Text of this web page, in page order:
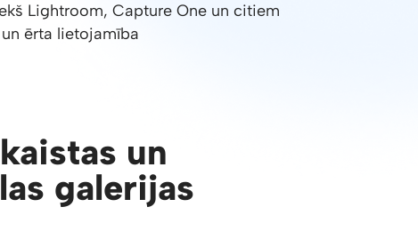
Lightroom, Capture One un citiem
ērta lietojamība
un
galerijas